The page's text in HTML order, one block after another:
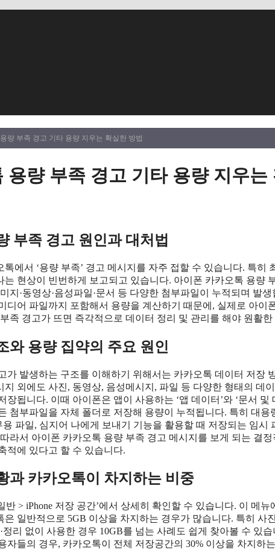
량 부족 경고 기타 용량 지우는 확실한 방법
용량 부족 경고 기타 용량 지우는
부족 경고 원인과 대처법
에서 ‘용량 부족’ 경고 메시지를 자주 접할 수 있습니다. 특히
현상이 빈번하게 보고되고 있습니다. 아이폰 카카오톡 용량
지·동영상·음성파일·문서 등 다양한 첨부파일이 누적되며 발
디어 파일까지 포함해서 용량을 계산하기 때문에, 실제로 아이
족 경고가 뜨면 즉각적으로 데이터 정리 및 관리를 해야 원활
와 용량 집약의 주요 원인
가 발생하는 구조를 이해하기 위해서는 카카오톡 데이터 저장
지 외에도 사진, 동영상, 음성메시지, 파일 등 다양한 형태의 데
장됩니다. 이때 아이폰은 앱이 사용하는 ‘앱 데이터’와 ‘문서 및
첨부파일을 자체 폴더로 저장해 용량이 누적됩니다. 특히 대용
파일, 심지어 나에게 보내기 기능을 활용할 때 저장되는 임시
라서 아이폰 카카오톡 용량 부족 경고 메시지를 보게 되는 결
적에 있다고 할 수 있습니다.
과 카카오톡이 차지하는 비중
반 > iPhone 저장 공간’에서 상세히 확인할 수 있습니다. 이 메
일반적으로 5GB 이상을 차지하는 경우가 많습니다. 특히 사
정리 없이 사용한 경우 10GB를 넘는 사례도 쉽게 찾아볼 수 있
자들의 경우, 카카오톡이 전체 저장공간의 30% 이상을 차지하